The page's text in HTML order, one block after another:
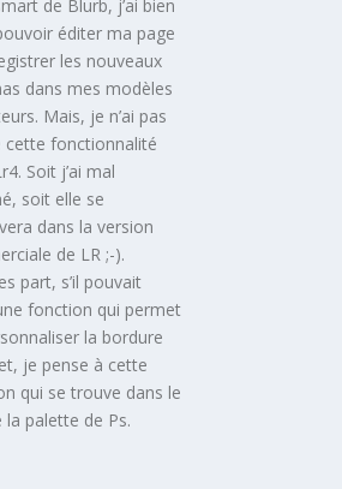
de Blurb, j’ai bien
éditer ma page
les nouveaux
dans mes modèles
Mais, je n’ai pas
cette fonctionnalité
Soit j’ai mal
soit elle se
dans la version
de LR ;-).
part, s’il pouvait
fonction qui permet
la bordure
je pense à cette
qui se trouve dans le
la palette de Ps.